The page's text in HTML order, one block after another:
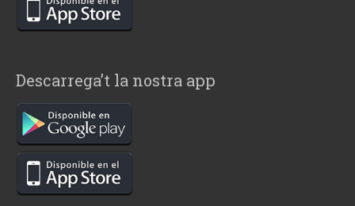
Descarrega’t la nostra app